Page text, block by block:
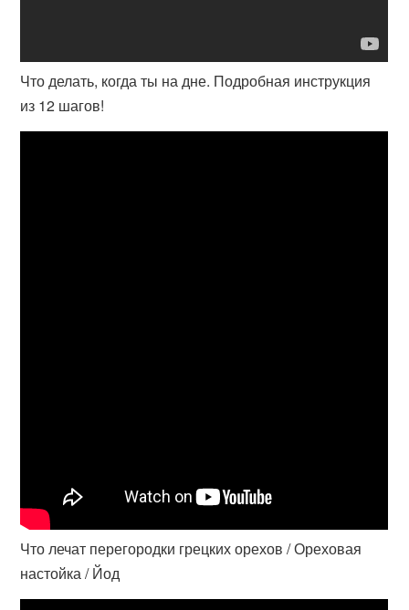
Что делать, когда ты на дне. Подробная инструкция
из 12 шагов!
Что лечат перегородки грецких орехов / Ореховая
настойка / Йод